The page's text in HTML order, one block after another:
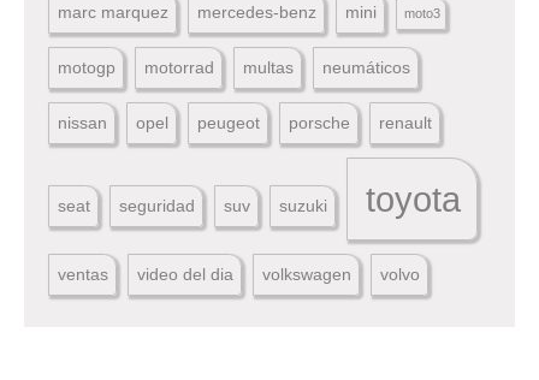
marc marquez mercedes-benz mini moto3
motogp motorrad multas neumáticos
nissan opel peugeot porsche renault
seat seguridad suv suzuki toyota
ventas video del dia volkswagen volvo